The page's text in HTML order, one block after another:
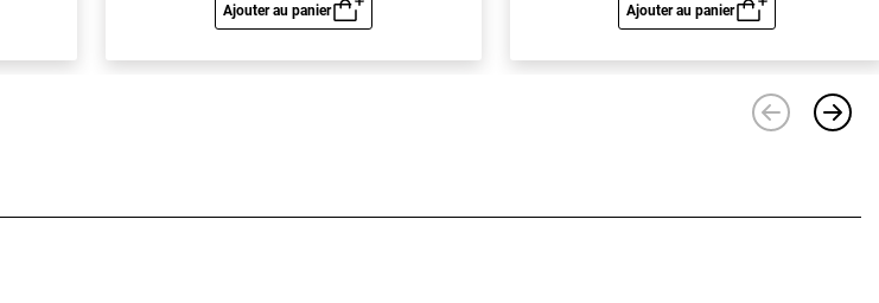
Ajouter au panier
Aperçu rapide
Ajouter au panier
Aperçu rapide